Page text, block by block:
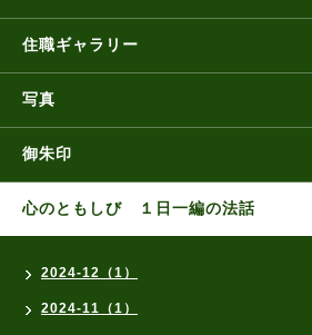
住職ギャラリー
写真
御朱印
心のともしび １日一編の法話
2024-12（1）
2024-11（1）